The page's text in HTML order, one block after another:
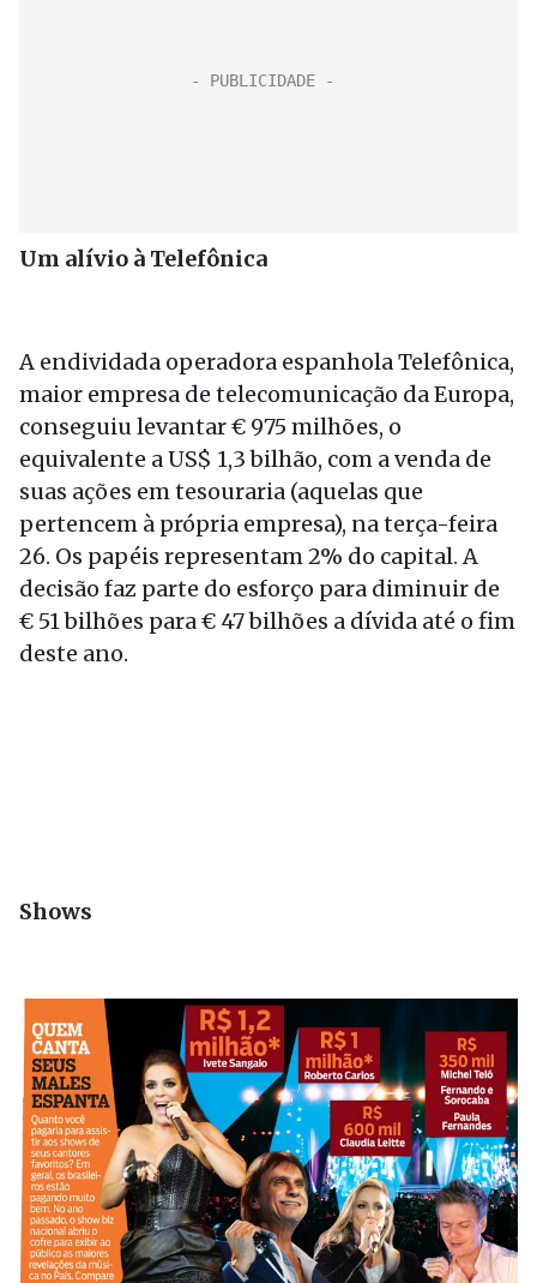
Um alívio à Telefônica
A endividada operadora espanhola Telefônica,
maior empresa de telecomunicação da Europa,
conseguiu levantar € 975 milhões, o
equivalente a US$ 1,3 bilhão, com a venda de
suas ações em tesouraria (aquelas que
pertencem à própria empresa), na terça-feira
26. Os papéis representam 2% do capital. A
decisão faz parte do esforço para diminuir de
€ 51 bilhões para € 47 bilhões a dívida até o fim
deste ano.
Shows